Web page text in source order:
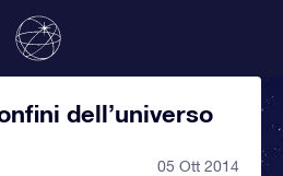
dell’universo
05 Ott 2014